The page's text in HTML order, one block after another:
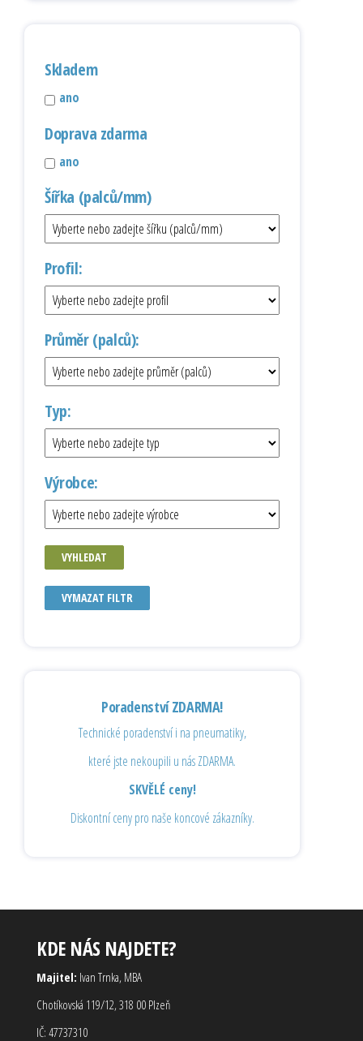
Skladem
ano
Doprava zdarma
ano
Šířka (palců/mm)
Profil:
Průměr (palců):
Typ:
Výrobce:
VYHLEDAT
VYMAZAT FILTR
Poradenství ZDARMA!
Technické poradenství i na pneumatiky,
které jste nekoupili u nás ZDARMA.
SKVĚLÉ ceny!
Diskontní ceny pro naše koncové zákazníky.
KDE NÁS NAJDETE?
Majitel: Ivan Trnka, MBA
Chotíkovská 119/12, 318 00 Plzeň
IČ: 47737310